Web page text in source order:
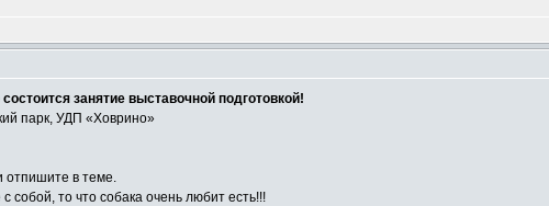
занятие выставочной подготовкой!
парк, УДП «Ховрино»
отпишите в теме.
собой, то что собака очень любит есть!!!